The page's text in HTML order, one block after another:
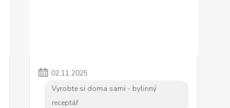
02.11.2025
Vyrobte si doma sami - bylinný
receptář